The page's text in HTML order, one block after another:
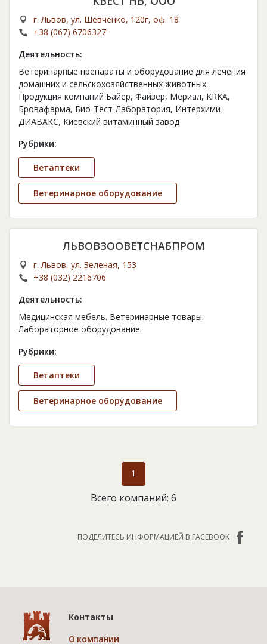
г. Львов, ул. Шевченко, 120г, оф. 18
+38 (067) 6706327
Деятельность:
Ветеринарные препараты и оборудование для лечения
домашних и сельскохозяйственных животных.
Продукция компаний Байер, Файзер, Мериал, KRKA,
Бровафарма, Био-Тест-Лаборатория, Интерхими-
ДИАВАКС, Киевский витаминный завод
Рубрики:
Ветаптеки
Ветеринарное оборудование
ЛЬВОВЗООВЕТСНАБПРОМ
г. Львов, ул. Зеленая, 153
+38 (032) 2216706
Деятельность:
Медицинская мебель. Ветеринарные товары.
Лабораторное оборудование.
Рубрики:
Ветаптеки
Ветеринарное оборудование
1
Всего компаний: 6
ПОДЕЛИТЕСЬ ИНФОРМАЦИЕЙ В FACEBOOK
Контакты
О компании